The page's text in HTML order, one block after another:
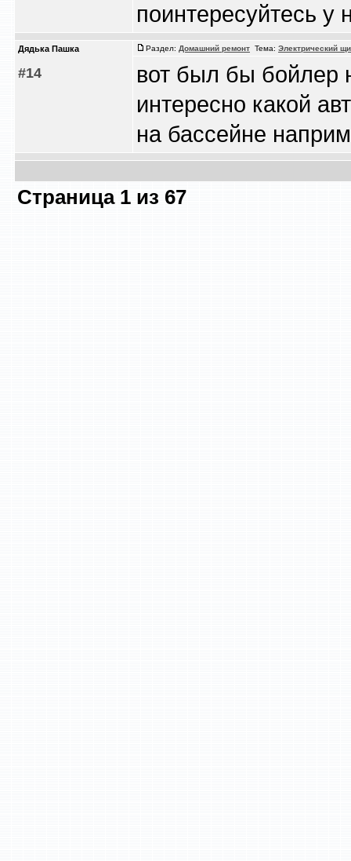
поинтересуйтесь у
Дядька Пашка
#14
Раздел: Домашний ремонт Тема: Электрический
вот был бы бойлер
интересно какой
на бассейне
Страница 1 из 67